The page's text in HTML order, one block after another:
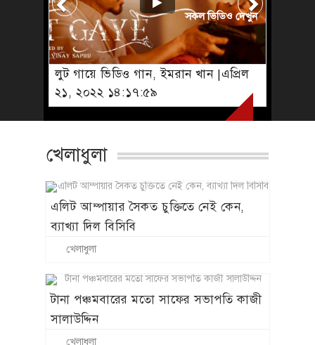
লুট গায়ে ভিডিও গান, ইমরান খান |এপ্রিল
২১, ২০২২ ১৪:১৭:৫৯
সকল ভিডিও দেখুন
খেলাধুলা
এলিট আম্পায়ার সৈকত চুক্তিতে নেই কেন,
ব্যাখ্যা দিল বিসিবি
খেলাধুলা
টানা পঞ্চমবারের মতো সাফের সভাপতি কাজী
সালাউদ্দিন
খেলাধুলা